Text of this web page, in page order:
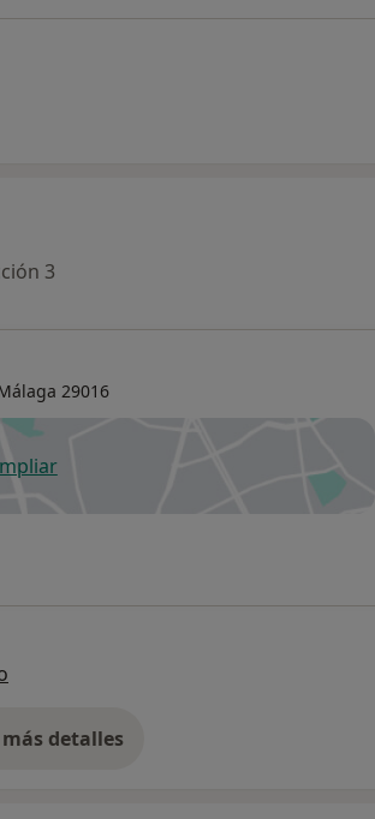
3
29016
se abre en una nueva pestaña
detalles
sobre la dirección